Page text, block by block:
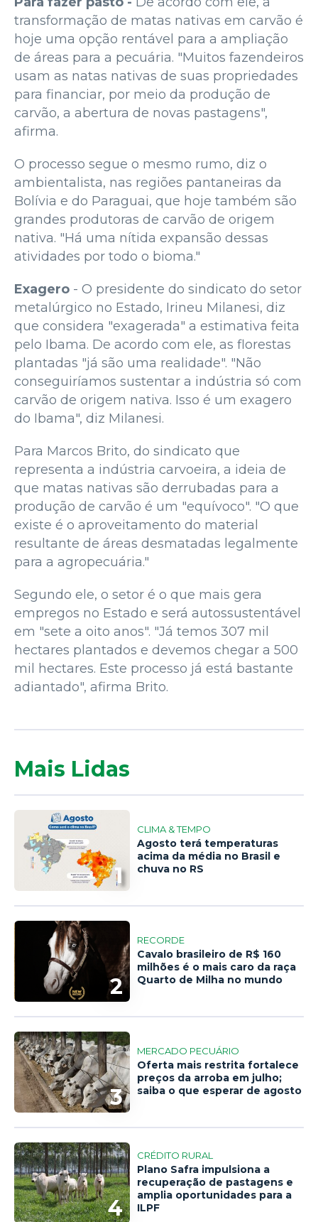
transformação de matas nativas em carvão é
hoje uma opção rentável para a ampliação
de áreas para a pecuária. "Muitos fazendeiros
usam as natas nativas de suas propriedades
para financiar, por meio da produção de
carvão, a abertura de novas pastagens",
afirma.
O processo segue o mesmo rumo, diz o
ambientalista, nas regiões pantaneiras da
Bolívia e do Paraguai, que hoje também são
grandes produtoras de carvão de origem
nativa. "Há uma nítida expansão dessas
atividades por todo o bioma."
Exagero - O presidente do sindicato do setor
metalúrgico no Estado, Irineu Milanesi, diz
que considera "exagerada" a estimativa feita
pelo Ibama. De acordo com ele, as florestas
plantadas "já são uma realidade". "Não
conseguiríamos sustentar a indústria só com
carvão de origem nativa. Isso é um exagero
do Ibama", diz Milanesi.
Para Marcos Brito, do sindicato que
representa a indústria carvoeira, a ideia de
que matas nativas são derrubadas para a
produção de carvão é um "equívoco". "O que
existe é o aproveitamento do material
resultante de áreas desmatadas legalmente
para a agropecuária."
Segundo ele, o setor é o que mais gera
empregos no Estado e será autossustentável
em "sete a oito anos". "Já temos 307 mil
hectares plantados e devemos chegar a 500
mil hectares. Este processo já está bastante
adiantado", afirma Brito.
Mais Lidas
1
CLIMA & TEMPO
Agosto terá temperaturas
acima da média no Brasil e
chuva no RS
2
RECORDE
Cavalo brasileiro de R$ 160
milhões é o mais caro da raça
Quarto de Milha no mundo
3
MERCADO PECUÁRIO
Oferta mais restrita fortalece
preços da arroba em julho;
saiba o que esperar de agosto
4
CRÉDITO RURAL
Plano Safra impulsiona a
recuperação de pastagens e
amplia oportunidades para a
ILPF